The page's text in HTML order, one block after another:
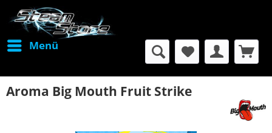
Menü
Aroma Big Mouth Fruit Strike